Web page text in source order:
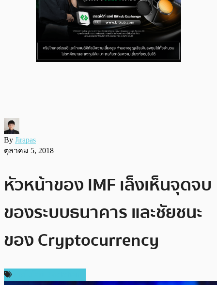
By Jirapas
ตุลาคม 5, 2018
หัวหน้าของ IMF เล็งเห็นจุดจบ
ของระบบธนาคาร และชัยชนะ
ของ Cryptocurrency